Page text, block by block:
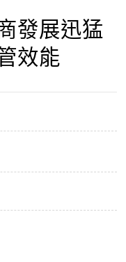
發展迅猛
效能